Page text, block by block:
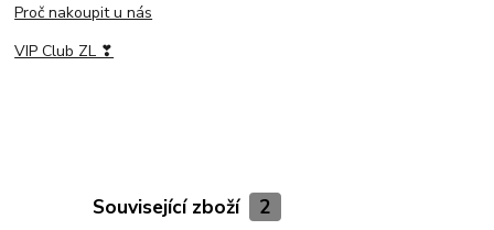
Proč nakoupit u nás
VIP Club ZL ❣
Související zboží 2